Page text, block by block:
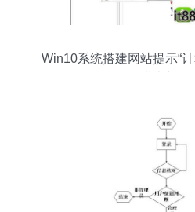
Win10系统搭建网站提示“